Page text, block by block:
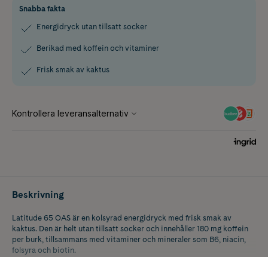
Snabba fakta
Energidryck utan tillsatt socker
Berikad med koffein och vitaminer
Frisk smak av kaktus
Beskrivning
Latitude 65 OAS är en kolsyrad energidryck med frisk smak av
kaktus. Den är helt utan tillsatt socker och innehåller 180 mg koffein
per burk, tillsammans med vitaminer och mineraler som B6, niacin,
folsyra och biotin.